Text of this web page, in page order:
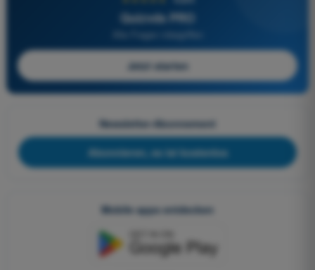
Quizvds PRO
Alle Fragen inbegriffen
Jetzt starten
Newsletter-Abonnement
Abonnieren, es ist kostenlos
Mobile apps entdecken